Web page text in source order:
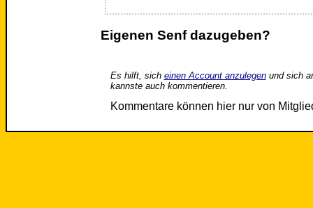
Eigenen Senf dazugeben?
Es hilft, sich einen Account anzulegenund sich
kannste auch kommentieren.
Kommentare können hier nur von